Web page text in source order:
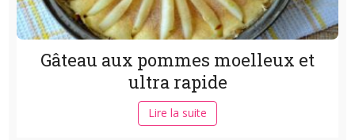
Gâteau aux pommes moelleux et
ultra rapide
Lire la suite